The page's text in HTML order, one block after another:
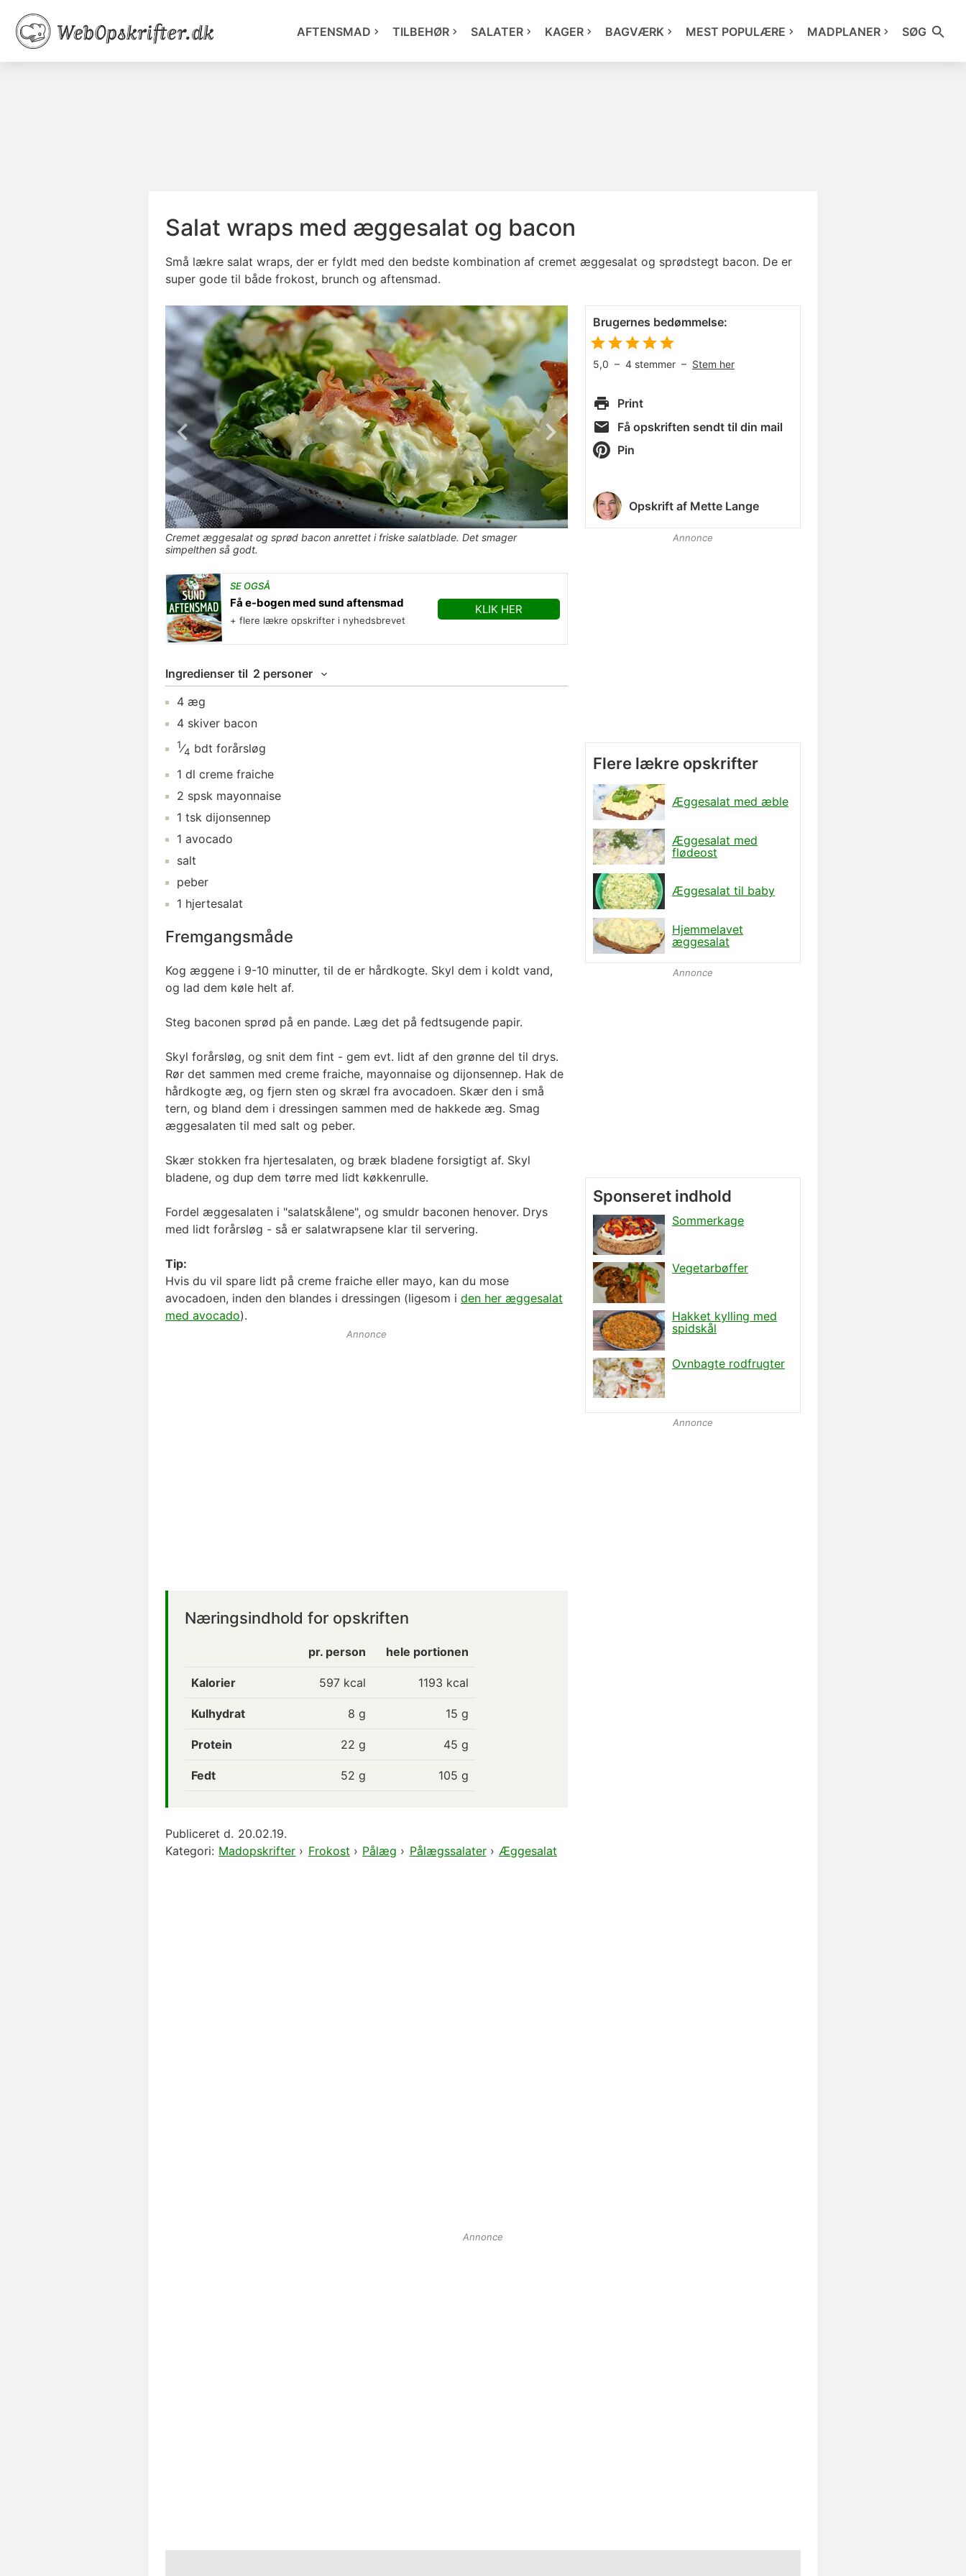
AFTENSMAD TILBEHØR SALATER KAGER BAGVÆRK MEST POPULÆRE MADPLANER SØG
Salat wraps med æggesalat og bacon
Små lækre salat wraps, der er fyldt med den bedste kombination af cremet æggesalat og sprødstegt bacon. De er
super gode til både frokost, brunch og aftensmad.
Cremet æggesalat og sprød bacon anrettet i friske salatblade. Det smager
simpelthen så godt.
SE OGSÅ
Få e-bogen med sund aftensmad
+ flere lækre opskrifter i nyhedsbrevet
KLIK HER
Ingredienser til 2 personer
4 æg
4 skiver bacon
1⁄4 bdt forårsløg
1 dl creme fraiche
2 spsk mayonnaise
1 tsk dijonsennep
1 avocado
salt
peber
1 hjertesalat
Fremgangsmåde
Kog æggene i 9-10 minutter, til de er hårdkogte. Skyl dem i koldt vand,
og lad dem køle helt af.
Steg baconen sprød på en pande. Læg det på fedtsugende papir.
Skyl forårsløg, og snit dem fint - gem evt. lidt af den grønne del til drys.
Rør det sammen med creme fraiche, mayonnaise og dijonsennep. Hak de
hårdkogte æg, og fjern sten og skræl fra avocadoen. Skær den i små
tern, og bland dem i dressingen sammen med de hakkede æg. Smag
æggesalaten til med salt og peber.
Skær stokken fra hjertesalaten, og bræk bladene forsigtigt af. Skyl
bladene, og dup dem tørre med lidt køkkenrulle.
Fordel æggesalaten i "salatskålene", og smuldr baconen henover. Drys
med lidt forårsløg - så er salatwrapsene klar til servering.
Tip:
Hvis du vil spare lidt på creme fraiche eller mayo, kan du mose
avocadoen, inden den blandes i dressingen (ligesom i den her æggesalat
med avocado).
Annonce
Næringsindhold for opskriften
pr. person hele portionen
Kalorier 597 kcal 1193 kcal
Kulhydrat 8 g 15 g
Protein 22 g 45 g
Fedt 52 g 105 g
Publiceret d. 20.02.19.
Kategori: Madopskrifter › Frokost › Pålæg › Pålægssalater› Æggesalat
Brugernes bedømmelse:
5,0 – 4 stemmer – Stem her
Print
Få opskriften sendt til din mail
Pin
Opskrift af Mette Lange
Annonce
Flere lækre opskrifter
Æggesalat med æble
Æggesalat med
flødeost
Æggesalat til baby
Hjemmelavet
æggesalat
Annonce
Annonce
Annonce